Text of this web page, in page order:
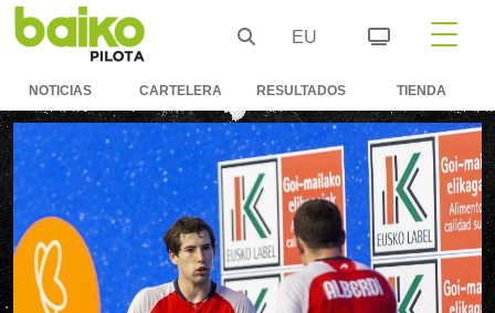
EU
NOTICIAS CARTELERA RESULTADOS TIENDA